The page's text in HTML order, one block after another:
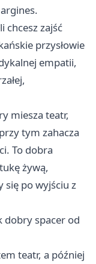
chcesz zajść
przysłowie
empatii,
miesza teatr,
tym zahacza
To dobra
żywą,
się po wyjściu z
dobry spacer od
teatr, a później